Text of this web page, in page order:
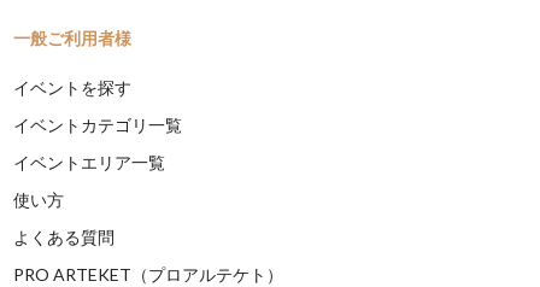
一般ご利用者様
イベントを探す
イベントカテゴリ一覧
イベントエリア一覧
使い方
よくある質問
PRO ARTEKET（プロアルテケト）